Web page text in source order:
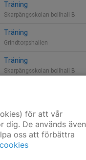
Träning
Skarpängsskolan bollhall B
Träning
Grindtorpshallen
Träning
Skarpängsskolan bollhall B
för att vår
dig. De används även
oss att förbättra